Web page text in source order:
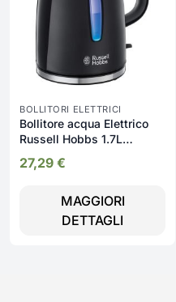
BOLLITORI ELETTRICI
Bollitore acqua Elettrico
Russell Hobbs 1.7L
27,29 €
MAGGIORI
DETTAGLI